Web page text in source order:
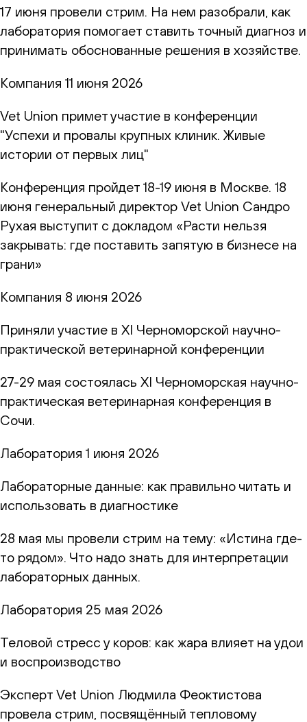
17 июня провели стрим. На нем разобрали, как
лаборатория помогает ставить точный диагноз и
принимать обоснованные решения в хозяйстве.
Компания 11 июня 2026
Vet Union примет участие в конференции
"Успехи и провалы крупных клиник. Живые
истории от первых лиц"
Конференция пройдет 18-19 июня в Москве. 18
июня генеральный директор Vet Union Сандро
Рухая выступит с докладом «Расти нельзя
закрывать: где поставить запятую в бизнесе на
грани»
Компания 8 июня 2026
Приняли участие в XI Черноморской научно-
практической ветеринарной конференции
27-29 мая состоялась XI Черноморская научно-
практическая ветеринарная конференция в
Сочи.
Лаборатория 1 июня 2026
Лабораторные данные: как правильно читать и
использовать в диагностике
28 мая мы провели стрим на тему: «Истина где-
то рядом». Что надо знать для интерпретации
лабораторных данных.
Лаборатория 25 мая 2026
Теловой стресс у коров: как жара влияет на удои
и воспроизводство
Эксперт Vet Union Людмила Феоктистова
провела стрим, посвящённый тепловому